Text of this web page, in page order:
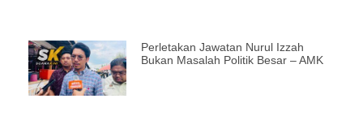
Perletakan Jawatan Nurul Izzah
Bukan Masalah Politik Besar – AMK